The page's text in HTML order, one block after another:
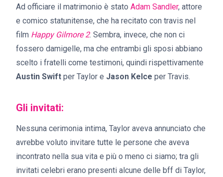
Ad officiare il matrimonio è stato Adam Sandler, attore
e comico statunitense, che ha recitato con travis nel
film Happy Gilmore 2. Sembra, invece, che non ci
fossero damigelle, ma che entrambi gli sposi abbiano
scelto i fratelli come testimoni, quindi rispettivamente
Austin Swift per Taylor e Jason Kelce per Travis.
Gli invitati:
Nessuna cerimonia intima, Taylor aveva annunciato che
avrebbe voluto invitare tutte le persone che aveva
incontrato nella sua vita e più o meno ci siamo; tra gli
invitati celebri erano presenti alcune delle bff di Taylor,